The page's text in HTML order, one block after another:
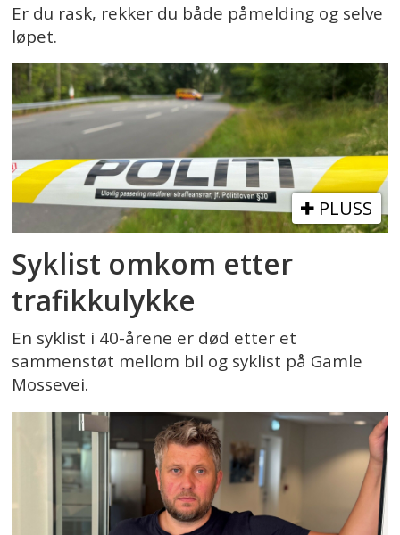
Er du rask, rekker du både påmelding og selve
løpet.
PLUSS
Syklist omkom etter
trafikkulykke
En syklist i 40-årene er død etter et
sammenstøt mellom bil og syklist på Gamle
Mossevei.